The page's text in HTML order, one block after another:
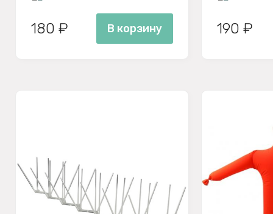
180 ₽ В корзину 190 ₽